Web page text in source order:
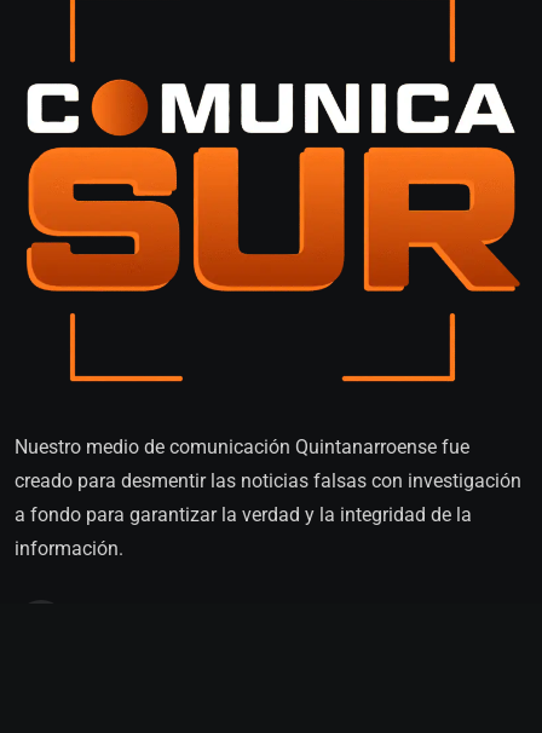
Nuestro medio de comunicación Quintanarroense fue
creado para desmentir las noticias falsas con investigación
a fondo para garantizar la verdad y la integridad de la
información.